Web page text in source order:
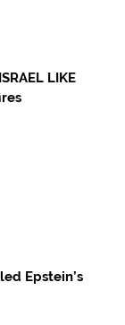
LIKE
Epstein’s